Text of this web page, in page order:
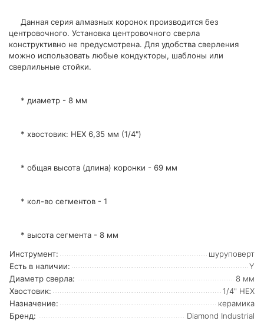
Данная серия алмазных коронок производится без
центровочного. Установка центровочного сверла
конструктивно не предусмотрена. Для удобства сверления
можно использовать любые кондукторы, шаблоны или
сверлильные стойки.
* диаметр - 8 мм
* хвостовик: HEX 6,35 мм (1/4")
* общая высота (длина) коронки - 69 мм
* кол-во сегментов - 1
* высота сегмента - 8 мм
Инструмент:
шуруповерт
Есть в наличии:
Y
Диаметр сверла:
8 мм
Хвостовик:
1/4" HEX
Назначение:
керамика
Бренд:
Diamond Industrial